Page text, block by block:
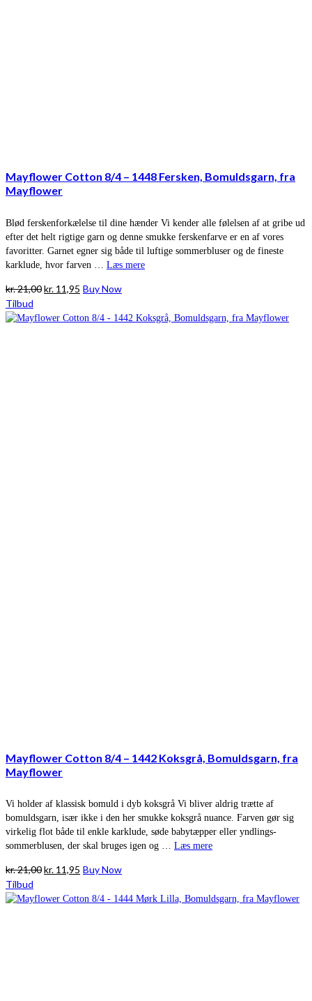
Mayflower Cotton 8/4 – 1448 Fersken, Bomuldsgarn, fra
Mayflower
Blød ferskenforkælelse til dine hænder Vi kender alle følelsen af at gribe ud
efter det helt rigtige garn og denne smukke ferskenfarve er en af vores
favoritter. Garnet egner sig både til luftige sommerbluser og de fineste
karklude, hvor farven … Læs mere
kr.21,00Den
pris
kr. 11,95 Den
pris
Buy Now
Tilbud
Mayflower Cotton 8/4 – 1442 Koksgrå, Bomuldsgarn, fra
Mayflower
Vi holder af klassisk bomuld i dyb koksgrå Vi bliver aldrig trætte af
bomuldsgarn, især ikke i den her smukke koksgrå nuance. Farven gør sig
virkelig flot både til enkle karklude, søde babytæpper eller yndlings-
sommerblusen, der skal bruges igen og … Læs mere
kr.21,00Den
pris
kr. 11,95 Den
pris
Buy Now
Tilbud